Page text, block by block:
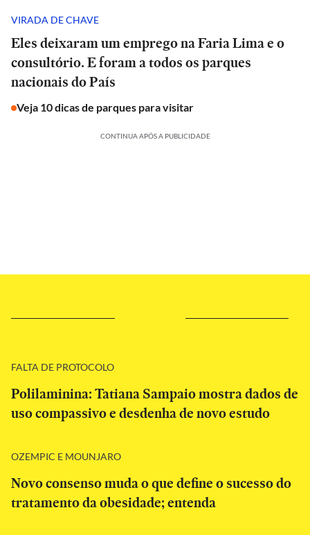
VIRADA DE CHAVE
Eles deixaram um emprego na Faria Lima e o
consultório. E foram a todos os parques
nacionais do País
Veja 10 dicas de parques para visitar
CONTINUA APÓS A PUBLICIDADE
FALTA DE PROTOCOLO
Polilaminina: Tatiana Sampaio mostra dados de
uso compassivo e desdenha de novo estudo
OZEMPIC E MOUNJARO
Novo consenso muda o que define o sucesso do
tratamento da obesidade; entenda